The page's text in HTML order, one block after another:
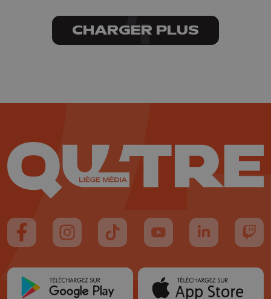
CHARGER PLUS
Suivez-nous sur FaceBook
Suivez-nous sur Instagram
Suivez-nous sur TikTok
Suivez-nous sur YouTube
Suivez-nous